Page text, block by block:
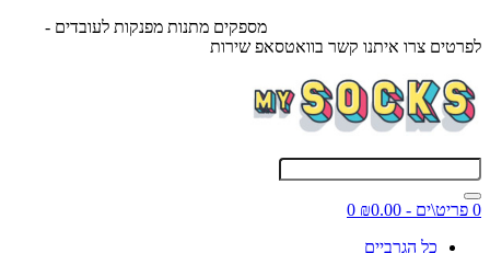
מספקים מתנות מפנקות לעובדים -
לפרטים צרו איתנו קשר בוואטסאפ שירות
0 פריט\ים - ₪0.00
0
כל הגרביים